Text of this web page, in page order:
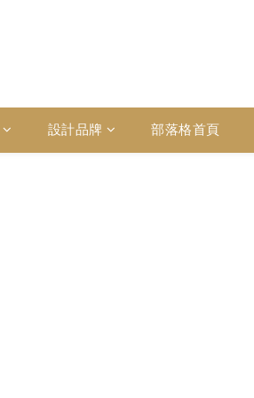
設計品牌 部落格首頁